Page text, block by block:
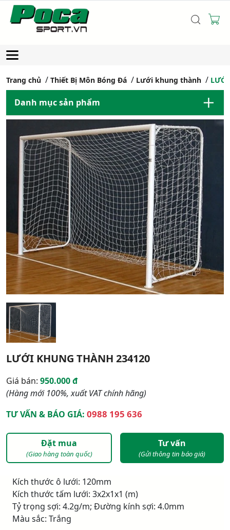
Trang chủ Thiết Bị Môn Bóng Đá Lưới khung thành
Danh mục sản phẩm
LƯỚI KHUNG THÀNH 234120
Giá bán: 950.000 đ
(Hàng mới 100%, xuất VAT chính hãng)
TƯ VẤN & BÁO GIÁ: 0988 195 636
Đặt mua
(Giao hàng toàn quốc)
Tư vấn
(Gửi thông tin báo giá)
Kích thước ô lưới: 120mm
Kích thước tấm lưới: 3x2x1x1 (m)
Tỷ trọng sợi: 4.2g/m; Đường kính sợi: 4.0mm
Màu sắc: Trắng